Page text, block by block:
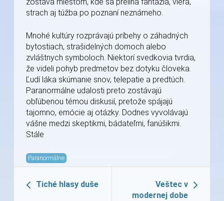
zostáva miestom, kde sa prelína fantázia, viera,
strach aj túžba po poznaní neznámeho.
Mnohé kultúry rozprávajú príbehy o záhadných
bytostiach, strašidelných domoch alebo
zvláštnych symboloch. Niektorí svedkovia tvrdia,
že videli pohyb predmetov bez dotyku človeka.
Ľudí láka skúmanie snov, telepatie a predtúch.
Paranormálne udalosti preto zostávajú
obľúbenou témou diskusií, pretože spájajú
tajomno, emócie aj otázky. Dodnes vyvolávajú
vášne medzi skeptikmi, bádateľmi, fanúšikmi.
Stále
Paranormálne
Tiché hlasy duše
Veštec v
modernej dobe